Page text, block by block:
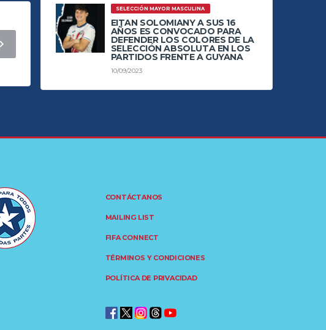
SELECCIÓN MAYOR MASCULINA
EITAN SOLOMIANY A SUS 16
AÑOS ES CONVOCADO PARA
DEFENDER LOS COLORES DE LA
SELECCIÓN ABSOLUTA EN LOS
PARTIDOS FRENTE A GUYANA
10/09/2023
CONTÁCTANOS
MAILING LIST
FIFA CONNECT
TÉRMINOS Y CONDICIONES
POLÍTICA DE PRIVACIDAD